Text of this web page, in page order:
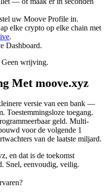
uw Moove Profile in.
elke crypto op elke chain met
.
Dashboard.
Geen wrijving.
Met moove.xyz
versie van een bank —
Toestemmingsloze toegang.
geld. Multi-
voor de volgende 1
van de laatste miljard.
en dat is de toekomst
Snel, eenvoudig, veilig.